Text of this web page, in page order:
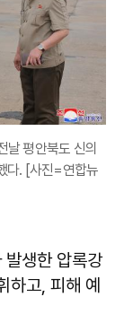
평안북도 신의
다. [사진=연합뉴
발생한 압록강
하고, 피해 예